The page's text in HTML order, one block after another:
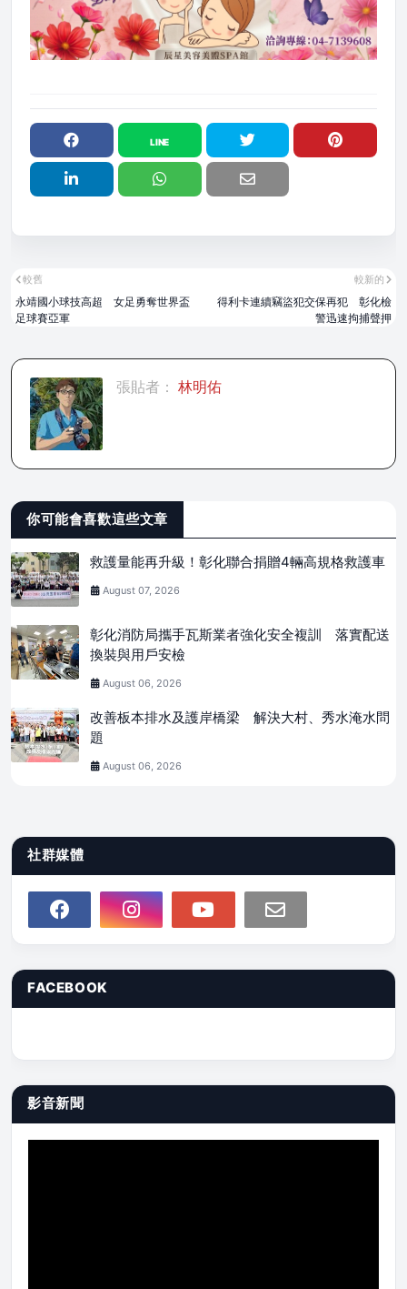
較新的
得利卡連續竊盜犯交保再犯 彰化檢
警迅速拘捕聲押
較舊
永靖國小球技高超 女足勇奪世界盃
足球賽亞軍
張貼者： 林明佑
你可能會喜歡這些文章
救護量能再升級！彰化聯合捐贈4輛高規格救護車
August 07, 2026
彰化消防局攜手瓦斯業者強化安全複訓 落實配送
換裝與用戶安檢
August 06, 2026
改善板本排水及護岸橋梁 解決大村、秀水淹水問
題
August 06, 2026
社群媒體
FACEBOOK
影音新聞